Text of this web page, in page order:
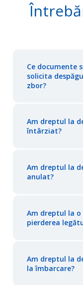
Ce documente
solicita
zbor?
Am dreptul la
întârziat?
Am dreptul la
anulat?
Am dreptul la
pierderea
Am dreptul la
la îmbarcare?